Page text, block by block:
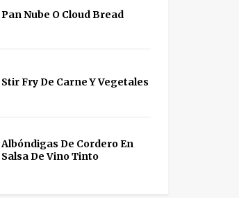
Pan Nube O Cloud Bread
Stir Fry De Carne Y Vegetales
Albóndigas De Cordero En
Salsa De Vino Tinto